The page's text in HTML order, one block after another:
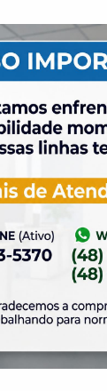
taxa de adesão
na ELASE,
Feijoada na
do